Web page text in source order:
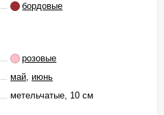
бордовые
розовые
май, июнь
метельчатые, 10 см